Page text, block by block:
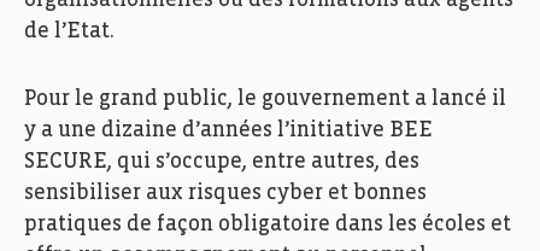
de l’Etat.
Pour le grand public, le gouvernement a lancé il
y a une dizaine d’années l’initiative BEE
SECURE, qui s’occupe, entre autres, des
sensibiliser aux risques cyber et bonnes
pratiques de façon obligatoire dans les écoles et